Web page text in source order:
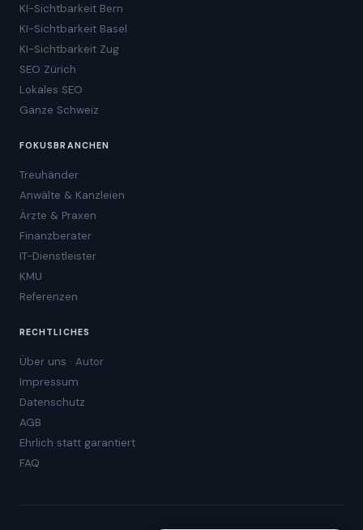
KI-Sichtbarkeit Bern
KI-Sichtbarkeit Basel
KI-Sichtbarkeit Zug
SEO Zürich
Lokales SEO
Ganze Schweiz
FOKUSBRANCHEN
Treuhänder
Anwälte & Kanzleien
Ärzte & Praxen
Finanzberater
IT-Dienstleister
KMU
Referenzen
RECHTLICHES
Über uns · Autor
Impressum
Datenschutz
AGB
Ehrlich statt garantiert
FAQ